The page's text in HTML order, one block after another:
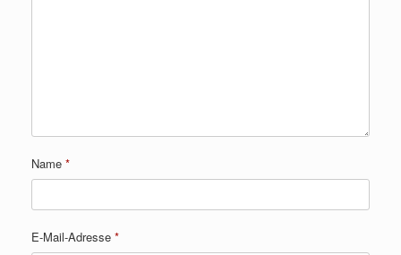
Name *
E-Mail-Adresse *